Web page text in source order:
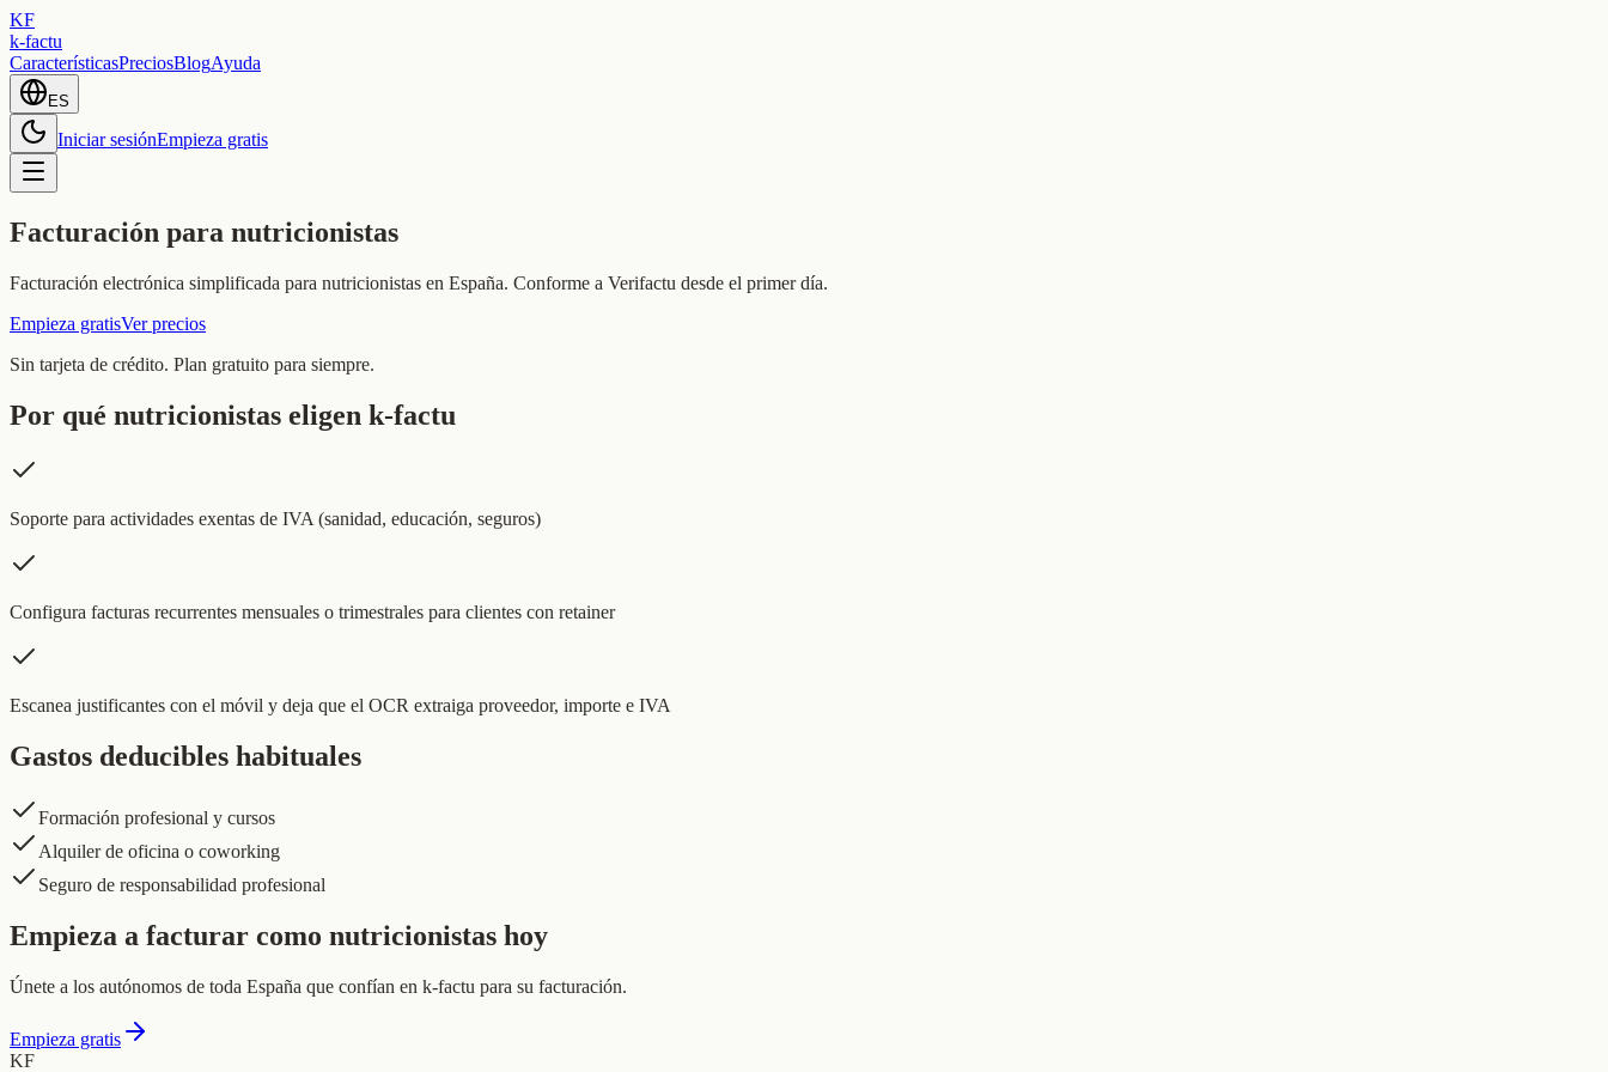
KF
k-factu
CaracterísticasPreciosBlogAyuda
ES
Iniciar sesiónEmpieza gratis
Facturación para nutricionistas
Facturación electrónica simplificada para nutricionistas en España. Conforme a Verifactu desde el primer día.
Empieza gratisVer precios
Sin tarjeta de crédito. Plan gratuito para siempre.
Por qué nutricionistas eligen k-factu
Soporte para actividades exentas de IVA (sanidad, educación, seguros)
Configura facturas recurrentes mensuales o trimestrales para clientes con retainer
Escanea justificantes con el móvil y deja que el OCR extraiga proveedor, importe e IVA
Gastos deducibles habituales
Formación profesional y cursos
Alquiler de oficina o coworking
Seguro de responsabilidad profesional
Empieza a facturar como nutricionistas hoy
Únete a los autónomos de toda España que confían en k-factu para su facturación.
Empieza gratis
KF